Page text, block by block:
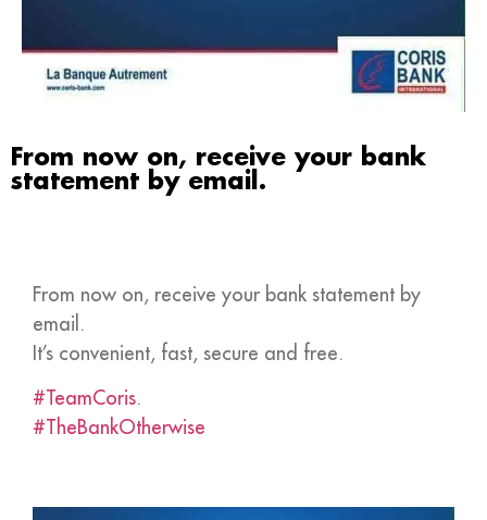
From now on, receive your bank
statement by email.
From now on, receive your bank statement by
email.
It’s convenient, fast, secure and free.
#TeamCoris.
#TheBankOtherwise